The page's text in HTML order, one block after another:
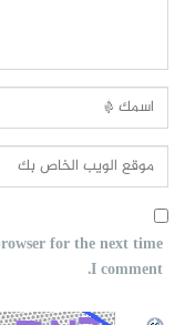
for the next time
I comment.